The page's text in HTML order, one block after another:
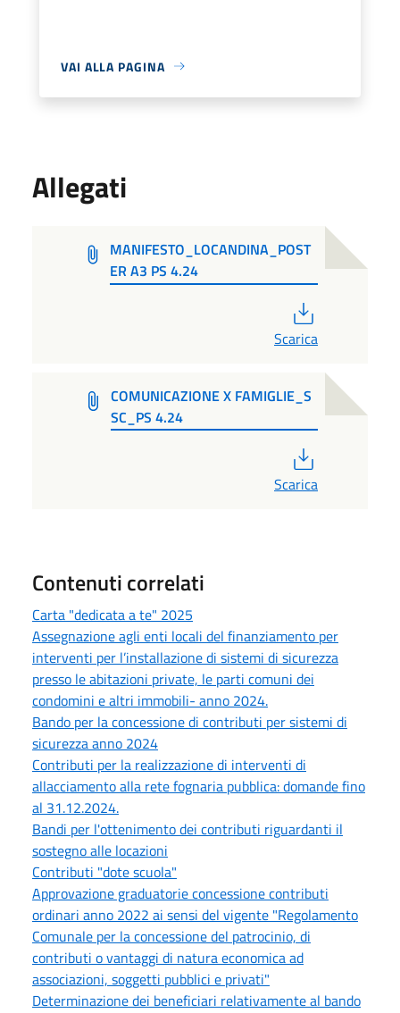
VAI ALLA PAGINA
Allegati
MANIFESTO_LOCANDINA_POST
ER A3 PS 4.24
Scarica
COMUNICAZIONE X FAMIGLIE_S
SC_PS 4.24
Scarica
Contenuti correlati
Carta "dedicata a te" 2025
Assegnazione agli enti locali del finanziamento per
interventi per l’installazione di sistemi di sicurezza
presso le abitazioni private, le parti comuni dei
condomini e altri immobili- anno 2024.
Bando per la concessione di contributi per sistemi di
sicurezza anno 2024
Contributi per la realizzazione di interventi di
allacciamento alla rete fognaria pubblica: domande fino
al 31.12.2024.
Bandi per l'ottenimento dei contributi riguardanti il
sostegno alle locazioni
Contributi "dote scuola"
Approvazione graduatorie concessione contributi
ordinari anno 2022 ai sensi del vigente "Regolamento
Comunale per la concessione del patrocinio, di
contributi o vantaggi di natura economica ad
associazioni, soggetti pubblici e privati"
Determinazione dei beneficiari relativamente al bando